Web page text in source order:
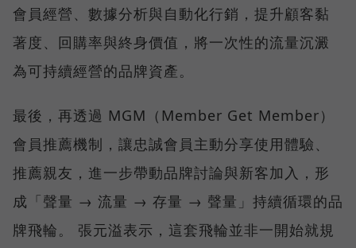
會員經營、數據分析與自動化行銷，提升顧客黏
著度、回購率與終身價值，將一次性的流量沉澱
為可持續經營的品牌資產。
最後，再透過 MGM（Member Get Member）
會員推薦機制，讓忠誠會員主動分享使用體驗、
推薦親友，進一步帶動品牌討論與新客加入，形
成「聲量 → 流量 → 存量 → 聲量」持續循環的品
牌飛輪。 張元溢表示，這套飛輪並非一開始就規